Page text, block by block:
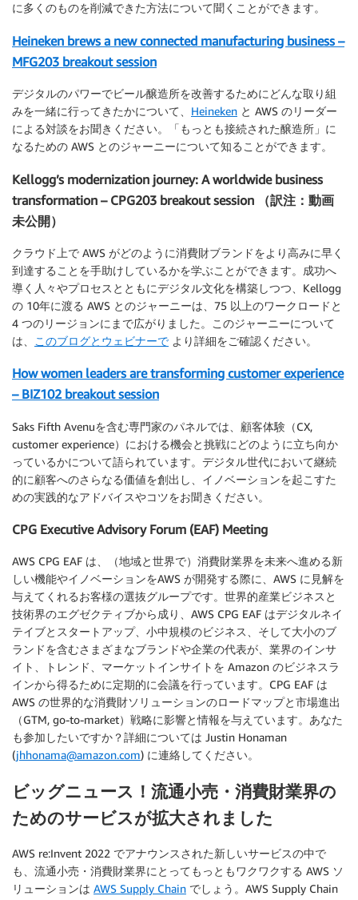
に多くのものを削減できた方法について聞くことができます。
Heineken brews a new connected manufacturing business –
MFG203 breakout session
デジタルのパワーでビール醸造所を改善するためにどんな取り組
みを一緒に行ってきたかについて、 Heineken と AWS のリーダー
による対談をお聞きください。「もっとも接続された醸造所」に
なるための AWS とのジャーニーについて知ることができます。
Kellogg’s modernization journey: A worldwide business
transformation – CPG203 breakout session （訳注：動画
未公開）
クラウド上で AWS がどのように消費財ブランドをより高みに早く
到達することを手助けしているかを学ぶことができます。成功へ
導く人々やプロセスとともにデジタル文化を構築しつつ、Kellogg
の 10年に渡る AWS とのジャーニーは、75 以上のワークロードと
4 つのリージョンにまで広がりました。このジャーニーについて
は、
このブログとウェビナーで より詳細をご確認ください。
How women leaders are transforming customer experience
– BIZ102 breakout session
Saks Fifth Avenuを含む専門家のパネルでは、顧客体験（CX,
customer experience）における機会と挑戦にどのように立ち向か
っているかについて語られています。デジタル世代において継続
的に顧客へのさらなる価値を創出し、イノベーションを起こすた
めの実践的なアドバイスやコツをお聞きください。
CPG Executive Advisory Forum (EAF) Meeting
AWS CPG EAF は、（地域と世界で）消費財業界を未来へ進める新
しい機能やイノベーションをAWS が開発する際に、AWS に見解を
与えてくれるお客様の選抜グループです。世界的産業ビジネスと
技術界のエグゼクティブから成り、AWS CPG EAF はデジタルネイ
テイブとスタートアップ、小中規模のビジネス、そして大小のブ
ランドを含むさまざまなブランドや企業の代表が、業界のインサ
イト、トレンド、マーケットインサイトを Amazon のビジネスラ
インから得るために定期的に会議を行っています。CPG EAF は
AWS の世界的な消費財ソリューションのロードマップと市場進出
（GTM, go-to-market）戦略に影響と情報を与えています。あなた
も参加したいですか？詳細については Justin Honaman
(jhhonama@amazon.com) に連絡してください。
ビッグニュース！流通小売・消費財業界の
ためのサービスが拡大されました
AWS re:Invent 2022 でアナウンスされた新しいサービスの中で
も、流通小売・消費財業界にとってもっともワクワクする AWS ソ
リューションは AWS Supply Chain でしょう。AWS Supply Chain